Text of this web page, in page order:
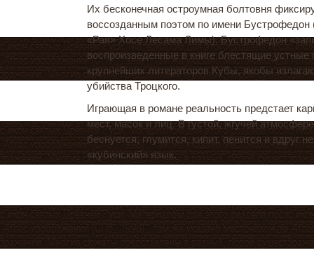
Их бесконечная остроумная болтовня
воссозданным поэтом по имени Бустрофедон
«Рая» Хосе Лесама Лимы). Бустрофедон
воспроизведенные в книге блестящие устные
крупнейших литераторов Кубы, якобы
убийства Троцкого.
Играющая в романе реальность предстает
мест, масок и лиц. В густой, жгучей
беснуется, глумится, кипит, пенится и вдруг
«кубинский» язык.